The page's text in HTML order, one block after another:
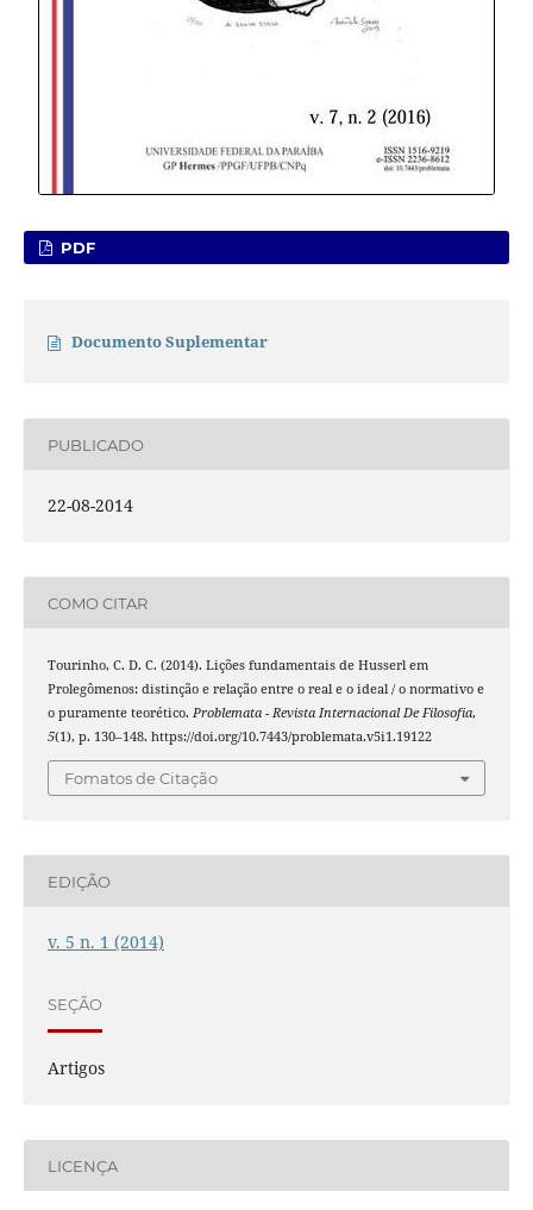
PDF
Documento Suplementar
PUBLICADO
22-08-2014
COMO CITAR
Tourinho, C. D. C. (2014). Lições fundamentais de Husserl em
Prolegômenos: distinção e relação entre o real e o ideal / o normativo e
o puramente teorético. Problemata - Revista Internacional De Filosofia,
5(1), p. 130–148. https://doi.org/10.7443/problemata.v5i1.19122
Fomatos de Citação
EDIÇÃO
v. 5 n. 1 (2014)
SEÇÃO
Artigos
LICENÇA